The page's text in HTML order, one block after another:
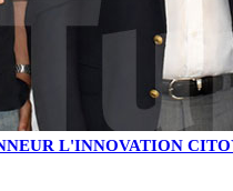
L'INNOVATION